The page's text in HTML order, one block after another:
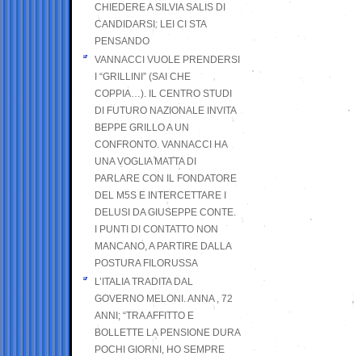
CHIEDERE A SILVIA SALIS DI
CANDIDARSI: LEI CI STA
PENSANDO
VANNACCI VUOLE PRENDERSI
I “GRILLINI” (SAI CHE
COPPIA…). IL CENTRO STUDI
DI FUTURO NAZIONALE INVITA
BEPPE GRILLO A UN
CONFRONTO. VANNACCI HA
UNA VOGLIA MATTA DI
PARLARE CON IL FONDATORE
DEL M5S E INTERCETTARE I
DELUSI DA GIUSEPPE CONTE.
I PUNTI DI CONTATTO NON
MANCANO, A PARTIRE DALLA
POSTURA FILORUSSA
L’ITALIA TRADITA DAL
GOVERNO MELONI. ANNA , 72
ANNI; “TRA AFFITTO E
BOLLETTE LA PENSIONE DURA
POCHI GIORNI, HO SEMPRE